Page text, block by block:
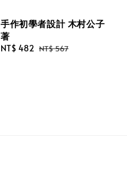
手作初學者設計 木村公子
著
Sale
NT$ 482 Regular
NT$ 567